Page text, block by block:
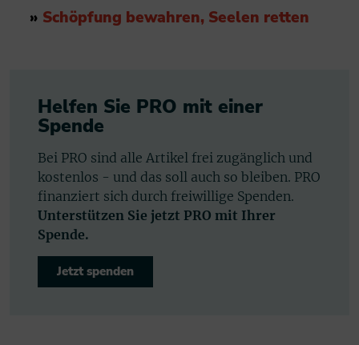
» Schöpfung bewahren, Seelen retten
Helfen Sie PRO mit einer
Spende
Bei PRO sind alle Artikel frei zugänglich und
kostenlos - und das soll auch so bleiben. PRO
finanziert sich durch freiwillige Spenden.
Unterstützen Sie jetzt PRO mit Ihrer
Spende.
Jetzt spenden